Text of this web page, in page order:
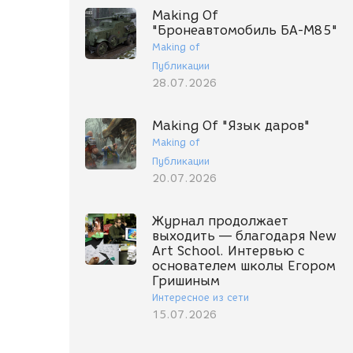
Making Of
"Бронеавтомобиль БА-М85"
Making of
Публикации
28.07.2026
Making Of "Язык даров"
Making of
Публикации
20.07.2026
Журнал продолжает
выходить — благодаря New
Art School. Интервью с
основателем школы Егором
Гришиным
Интересное из сети
15.07.2026